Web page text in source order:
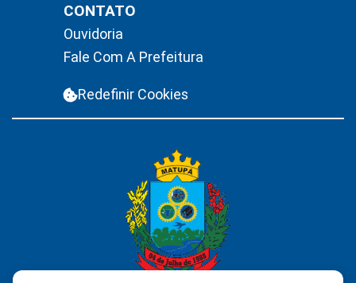
CONTATO
Ouvidoria
Fale Com A Prefeitura
Redefinir Cookies